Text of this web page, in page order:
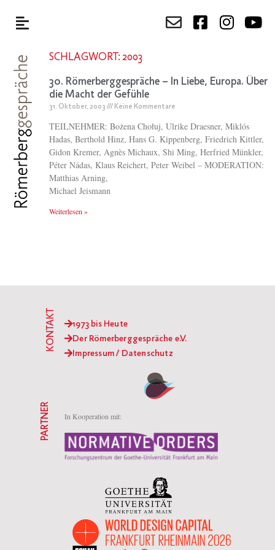
SCHLAGWORT: 2003
30. Römerberggespräche – In Liebe, Europa. Über
die Macht der Gefühle
31. Oktober, 2003 Keine Kommentare
TEILNEHMER: Bożena Chołuj, Ulrike Draesner, Miklós
Hadas, Berthold Hinz, Hans G. Kippenberg, Friedrich Kittler,
Gidon Kremer, Agnès Michaux, Shi Ming, Herfried Münkler,
Péter Nádas, Klaus Reichert, Peter Weibel – MODERATION:
Matthias Arning,
Michael Jeismann
Weiterlesen »
1973 bis Heute
Der Römerberggespräche e.V.
Impressum / Datenschutz
KONTAKT
In Kooperation mit:
PARTNER